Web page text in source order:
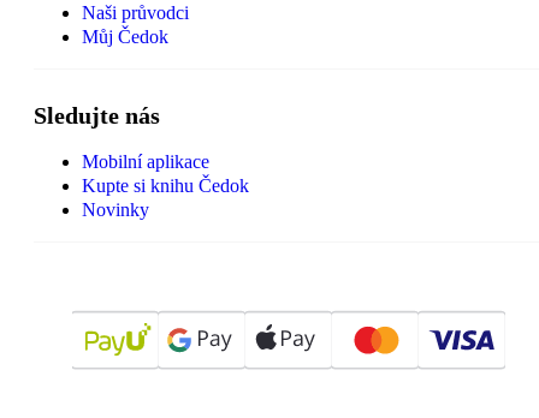
Naši průvodci
Můj Čedok
Sledujte nás
Mobilní aplikace
Kupte si knihu Čedok
Novinky